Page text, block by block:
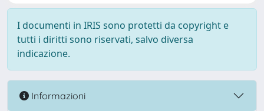
I documenti in IRIS sono protetti da copyright e
tutti i diritti sono riservati, salvo diversa
indicazione.
Informazioni